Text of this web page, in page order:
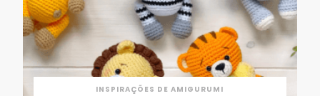
INSPIRAÇÕES DE AMIGURUMI